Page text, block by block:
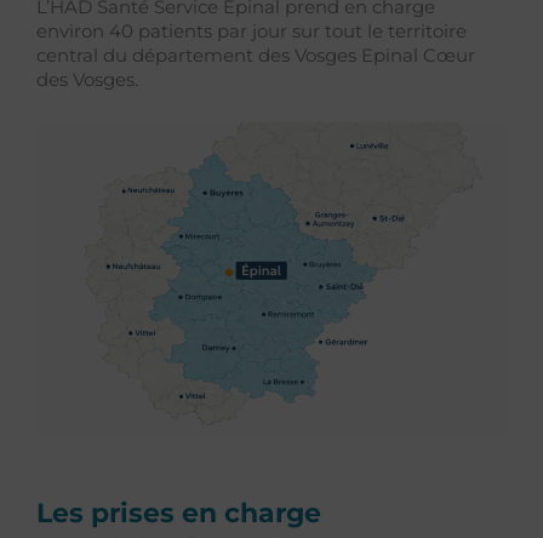
L’HAD Santé Service Epinal prend en charge
environ 40 patients par jour sur tout le territoire
central du département des Vosges Epinal Cœur
des Vosges.
Les prises en charge